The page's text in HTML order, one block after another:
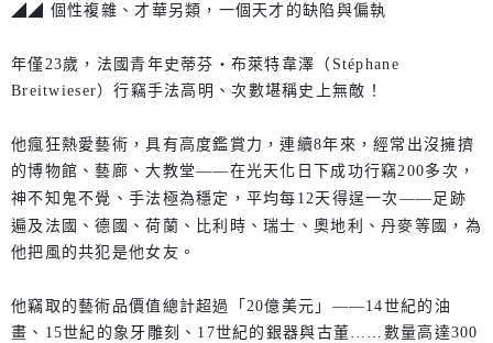
◢◢ 個性複雜、才華另類，一個天才的缺陷與偏執
年僅23歲，法國青年史蒂芬‧布萊特韋澤（Stéphane
Breitwieser）行竊手法高明、次數堪稱史上無敵！
他瘋狂熱愛藝術，具有高度鑑賞力，連續8年來，經常出沒擁擠
的博物館、藝廊、大教堂——在光天化日下成功行竊200多次，
神不知鬼不覺、手法極為穩定，平均每12天得逞一次——足跡
遍及法國、德國、荷蘭、比利時、瑞士、奧地利、丹麥等國，為
他把風的共犯是他女友。
他竊取的藝術品價值總計超過「20億美元」——14世紀的油
畫、15世紀的象牙雕刻、17世紀的銀器與古董……數量高達300